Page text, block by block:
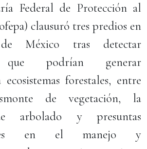
Federal de Protección al
clausuró tres predios en
México tras detectar
que podrían generar
ecosistemas forestales, entre
de vegetación, la
arbolado y presuntas
en el manejo y